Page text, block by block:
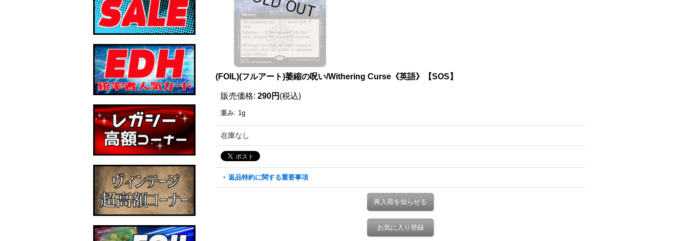
(FOIL)(フルアート)萎縮の呪い/Withering Curse《英語》【SOS】
販売価格: 290円 (税込)
重み: 1g
在庫なし
返品特約に関する重要事項
再入荷を知らせる
お気に入り登録